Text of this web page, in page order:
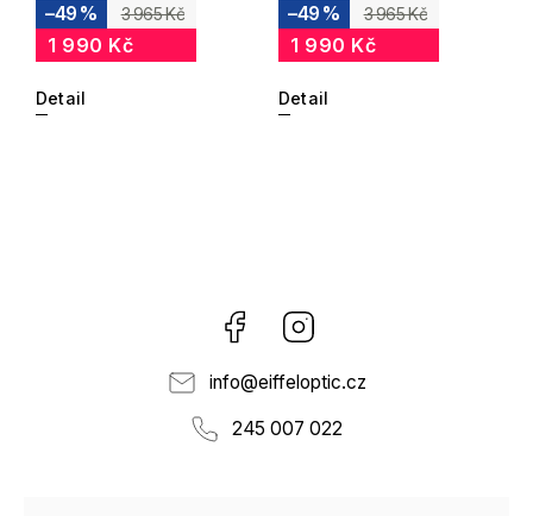
3 965 Kč
–49 %
1 990 Kč
Detail
3 965 Kč
–49 %
1 990 Kč
Detail
Facebook
info@eiffeloptic.cz
245 007 022